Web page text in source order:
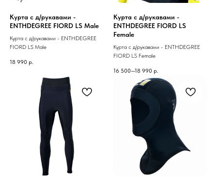
Курта с д/рукавами -
ENTHDEGREE FIORD LS Male
Курта с д/рукавами - ENTHDEGREE
FIORD LS Male
18 990 р.
Курта с д/рукавами -
ENTHDEGREE FIORD LS
Female
Курта с д/рукавами - ENTHDEGREE
FIORD LS Female
16 500—18 990 р.